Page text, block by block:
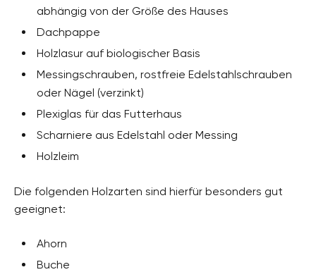
abhängig von der Größe des Hauses
Dachpappe
Holzlasur auf biologischer Basis
Messingschrauben, rostfreie Edelstahlschrauben
oder Nägel (verzinkt)
Plexiglas für das Futterhaus
Scharniere aus Edelstahl oder Messing
Holzleim
Die folgenden Holzarten sind hierfür besonders gut
geeignet:
Ahorn
Buche